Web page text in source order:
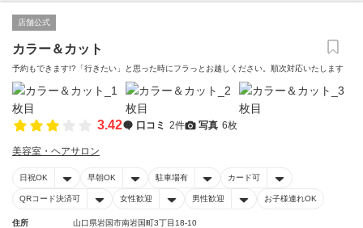
店舗公式
カラー＆カット
予約もできます!?「行きたい」と思った時にフラっとお越しください。順次対応いたします
3.42 口コミ 2件 写真 6枚
美容室・ヘアサロン
日祝OK 早朝OK 駐車場有 カード可
QRコード決済可 女性歓迎 男性歓迎 お子様連れOK
住所
山口県岩国市南岩国町3丁目18-10